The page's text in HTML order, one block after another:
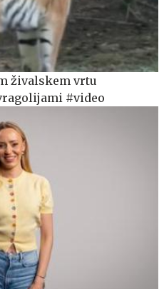
živalskem vrtu
#video